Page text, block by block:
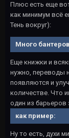
Плюс есть еще
как минимум всё
Тень вокруг):
Много
Еще книжки и
нужно, переводы
появляются и
количестве. Что
один из
как пример:
Ну то есть, духи